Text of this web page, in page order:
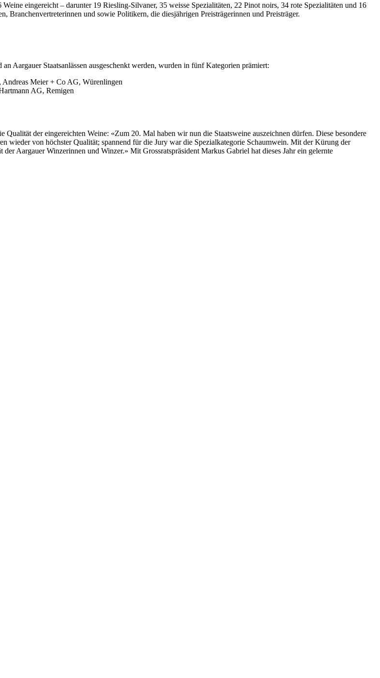
eingereicht – darunter 19 Riesling-Silvaner, 35 weisse Spezialitäten, 22 Pinot noirs, 34 rote Spezialitäten und 16
Branchenvertreterinnen und sowie Politikern, die diesjährigen Preisträgerinnen und Preisträger.
Aargauer Staatsanlässen ausgeschenkt werden, wurden in fünf Kategorien prämiert:
Meier + Co AG, Würenlingen
AG, Remigen
der eingereichten Weine: «Zum 20. Mal haben wir nun die Staatsweine auszeichnen dürfen. Diese besondere
wieder von höchster Qualität; spannend für die Jury war die Spezialkategorie Schaumwein. Mit der Kürung der
Aargauer Winzerinnen und Winzer.» Mit Grossratspräsident Markus Gabriel hat dieses Jahr ein gelernte